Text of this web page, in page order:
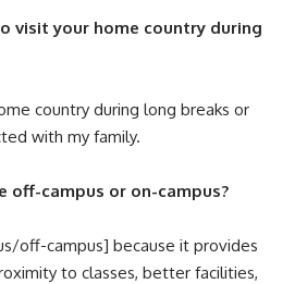
visit your home country during
country during long breaks or
with my family.
off-campus or on-campus?
off-campus] because it provides
to classes, better facilities,